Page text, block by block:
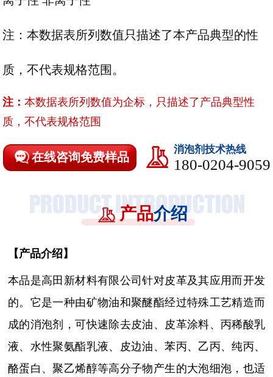
注：本数据表所列数值只描述了本产品典型的性
质，不代表规格范围。
注：本数据表所列数值为企标，只描述了产品典型性
质，不代表规格范围
在线咨询免费样品
消泡剂技术热线
180-0204-9059
产品介绍
【产品介绍】
本品是高田新材料有限公司针对皮革及其应用而开发
的。它是一种由矿物油和聚醚酯经过特殊工艺精造而
成的消泡剂，可快速除去皮油、皮革涂料、丙稀酸乳
液、水性聚氨酯乳液、皮边油、苯丙、乙丙、纯丙、
酪蛋白、聚乙烯醇等高分子物产生的大泡细泡，也适